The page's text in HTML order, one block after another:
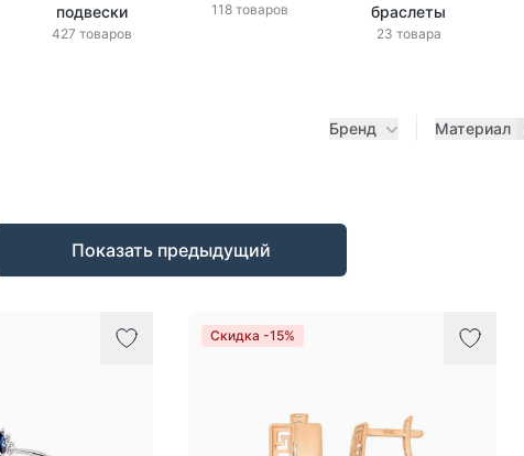
подвески
427 товаров
118 товаров
браслеты
23 товара
Бренд Материал
Показать предыдущий
Скидка -15%